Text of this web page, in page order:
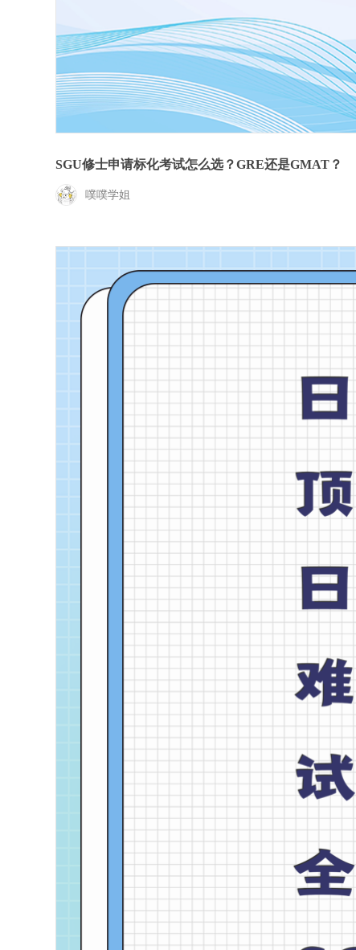
SGU修士申请标化考试怎么选？GRE还是GMAT？
噗噗学姐